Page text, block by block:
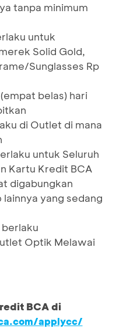
tanpa minimum
untuk
Solid Gold,
Sunglasses Rp
belas) hari
di Outlet di mana
untuk Seluruh
Kartu Kredit BCA
digabungkan
yang sedang
Optik Melawai
BCA di
applycc/